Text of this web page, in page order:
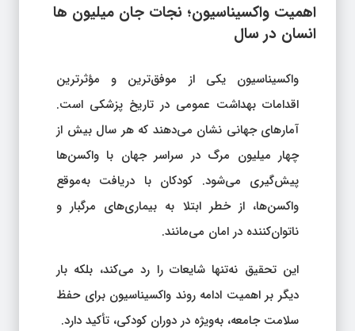
اهمیت واکسیناسیون؛ نجات جان میلیون‌ ها
انسان در سال
واکسیناسیون یکی از موفق‌ترین و مؤثرترین
اقدامات بهداشت عمومی در تاریخ پزشکی است.
آمارهای جهانی نشان می‌دهند که هر سال بیش از
چهار میلیون مرگ در سراسر جهان با واکسن‌ها
پیش‌گیری می‌شود. کودکان با دریافت به‌موقع
واکسن‌ها، از خطر ابتلا به بیماری‌های مرگبار و
ناتوان‌کننده در امان می‌مانند.
این تحقیق نه‌تنها شایعات را رد می‌کند، بلکه بار
دیگر بر اهمیت ادامه روند واکسیناسیون برای حفظ
سلامت جامعه، به‌ویژه در دوران کودکی، تأکید دارد.